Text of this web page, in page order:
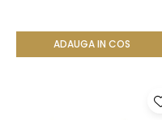
ADAUGA IN COS